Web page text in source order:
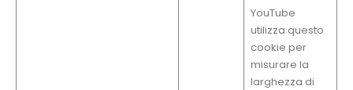
YouTube
utilizza questo
cookie per
misurare la
larghezza di